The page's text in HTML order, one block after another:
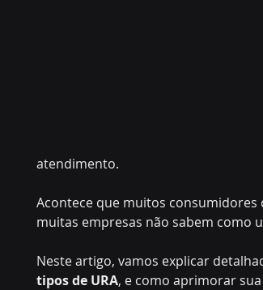
atendimento.
Acontece que muitos
muitas empresas não sabem como
Neste artigo, vamos explicar
tipos de URA, e como aprimorar